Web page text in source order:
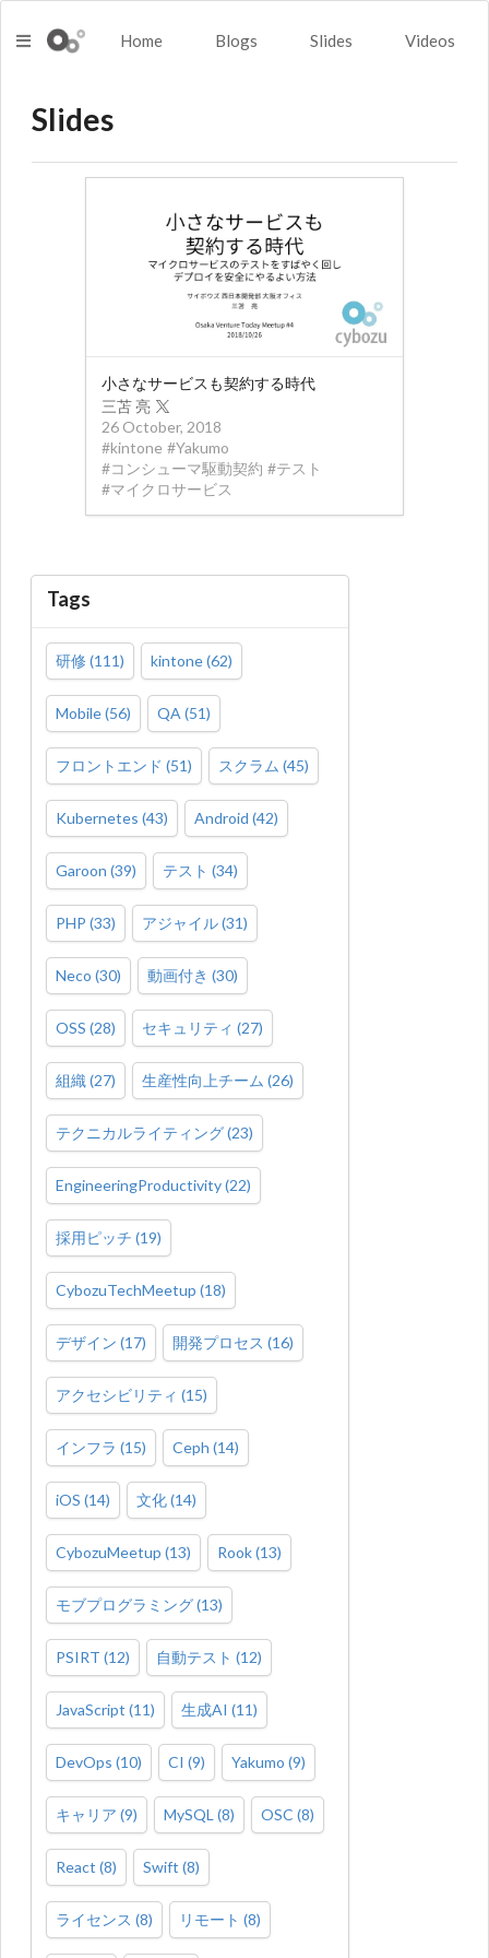
Home Blogs Slides Videos
Slides
小さなサービスも契約する時代
三苫 亮
26 October, 2018
#kintone #Yakumo
#コンシューマ駆動契約 #テスト
#マイクロサービス
Tags
研修 (111) kintone(62)
Mobile(56) QA (51)
フロントエンド (51) スクラム (45)
Kubernetes (43) Android (42)
Garoon (39) テスト (34)
PHP (33) アジャイル(31)
Neco (30) 動画付き (30)
OSS (28) セキュリティ (27)
組織(27) 生産性向上チーム (26)
テクニカルライティング(23)
EngineeringProductivity(22)
採用ピッチ (19)
CybozuTechMeetup (18)
デザイン (17) 開発プロセス (16)
アクセシビリティ (15)
インフラ (15) Ceph (14)
iOS (14) 文化(14)
CybozuMeetup (13) Rook(13)
モブプログラミング(13)
PSIRT (12) 自動テスト (12)
JavaScript (11) 生成AI (11)
DevOps (10) CI (9) Yakumo (9)
キャリア (9) MySQL (8) OSC (8)
React (8) Swift (8)
ライセンス (8) リモート (8)